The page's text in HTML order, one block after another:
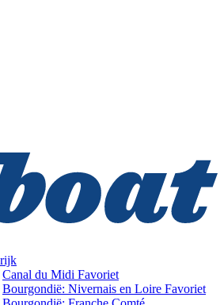
Canal du Midi Favoriet
Bourgondië: Nivernais en Loire Favoriet